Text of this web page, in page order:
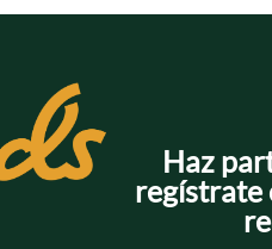
Haz
regístrate